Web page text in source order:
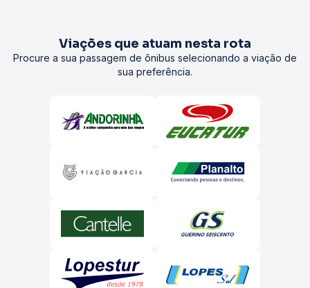
Viações que atuam nesta rota
Procure a sua passagem de ônibus selecionando a viação de
sua preferência.